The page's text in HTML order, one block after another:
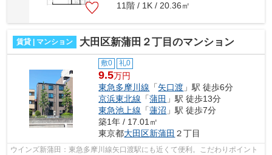
11階 / 1K / 20.36㎡
賃貸 | マンション 大田区新蒲田２丁目のマンション
敷0 礼0
9.5万円
東急多摩川線 「矢口渡 」駅 徒歩6分
京浜東北線 「蒲田 」駅 徒歩13分
東急池上線 「蓮沼 」駅 徒歩7分
築1年 / 17.01㎡
東京都大田区新蒲田 ２丁目
ウインズ新蒲田：東急多摩川線矢口渡駅にも近くて便利。こだわりポイント